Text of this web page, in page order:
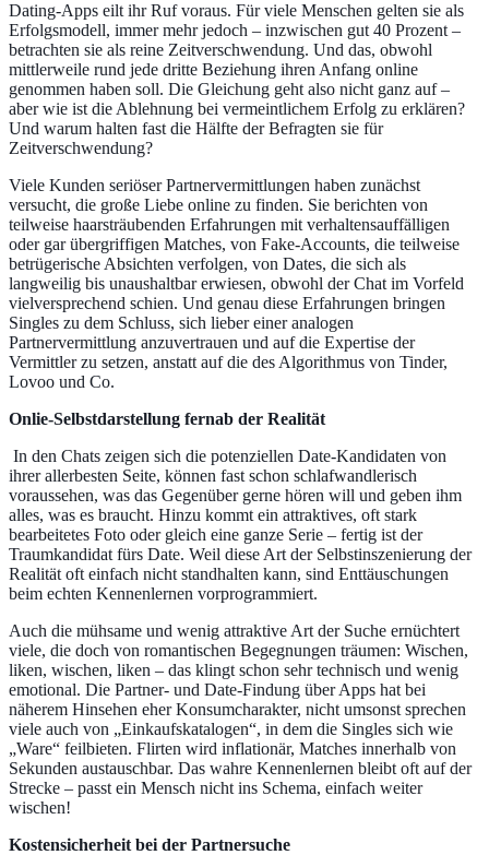
Dating-Apps eilt ihr Ruf voraus. Für viele Menschen gelten sie als
Erfolgsmodell, immer mehr jedoch – inzwischen gut 40 Prozent –
betrachten sie als reine Zeitverschwendung. Und das, obwohl
mittlerweile rund jede dritte Beziehung ihren Anfang online
genommen haben soll. Die Gleichung geht also nicht ganz auf –
aber wie ist die Ablehnung bei vermeintlichem Erfolg zu erklären?
Und warum halten fast die Hälfte der Befragten sie für
Zeitverschwendung?
Viele Kunden seriöser Partnervermittlungen haben zunächst
versucht, die große Liebe online zu finden. Sie berichten von
teilweise haarsträubenden Erfahrungen mit verhaltensauffälligen
oder gar übergriffigen Matches, von Fake-Accounts, die teilweise
betrügerische Absichten verfolgen, von Dates, die sich als
langweilig bis unaushaltbar erwiesen, obwohl der Chat im Vorfeld
vielversprechend schien. Und genau diese Erfahrungen bringen
Singles zu dem Schluss, sich lieber einer analogen
Partnervermittlung anzuvertrauen und auf die Expertise der
Vermittler zu setzen, anstatt auf die des Algorithmus von Tinder,
Lovoo und Co.
Onlie-Selbstdarstellung fernab der Realität
In den Chats zeigen sich die potenziellen Date-Kandidaten von
ihrer allerbesten Seite, können fast schon schlafwandlerisch
voraussehen, was das Gegenüber gerne hören will und geben ihm
alles, was es braucht. Hinzu kommt ein attraktives, oft stark
bearbeitetes Foto oder gleich eine ganze Serie – fertig ist der
Traumkandidat fürs Date. Weil diese Art der Selbstinszenierung der
Realität oft einfach nicht standhalten kann, sind Enttäuschungen
beim echten Kennenlernen vorprogrammiert.
Auch die mühsame und wenig attraktive Art der Suche ernüchtert
viele, die doch von romantischen Begegnungen träumen: Wischen,
liken, wischen, liken – das klingt schon sehr technisch und wenig
emotional. Die Partner- und Date-Findung über Apps hat bei
näherem Hinsehen eher Konsumcharakter, nicht umsonst sprechen
viele auch von „Einkaufskatalogen“, in dem die Singles sich wie
„Ware“ feilbieten. Flirten wird inflationär, Matches innerhalb von
Sekunden austauschbar. Das wahre Kennenlernen bleibt oft auf der
Strecke – passt ein Mensch nicht ins Schema, einfach weiter
wischen!
Kostensicherheit bei der Partnersuche